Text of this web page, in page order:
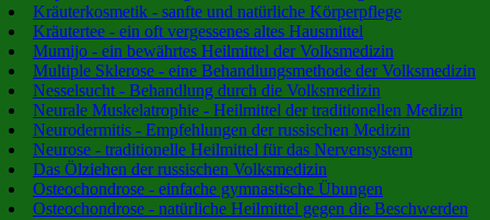
Kräuterkosmetik - sanfte und natürliche Körperpflege
Kräutertee - ein oft vergessenes altes Hausmittel
Mumijo - ein bewährtes Heilmittel der Volksmedizin
Multiple Sklerose - eine Behandlungsmethode der Volksmedizin
Nesselsucht - Behandlung durch die Volksmedizin
Neurale Muskelatrophie - Heilmittel der traditionellen Medizin
Neurodermitis - Empfehlungen der russischen Medizin
Neurose - traditionelle Heilmittel für das Nervensystem
Das Ölziehen der russischen Volksmedizin
Osteochondrose - einfache gymnastische Übungen
Osteochondrose - natürliche Heilmittel gegen die Beschwerden